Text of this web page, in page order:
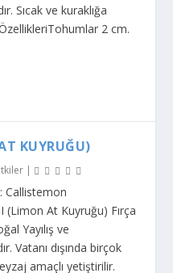
Sıcak ve kuraklığa
ÖzellikleriTohumlar 2 cm.
KUYRUĞU)
|
Callistemon
(Limon At Kuyruğu) Fırça
Yayılış ve
Vatanı dışında birçok
amaçlı yetiştirilir.